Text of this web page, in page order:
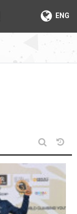
ENG
게시판 검
날